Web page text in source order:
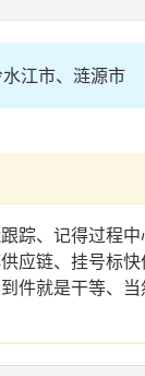
江市、涟源市
踪、记得过程
应链、挂号标
件就是干等、